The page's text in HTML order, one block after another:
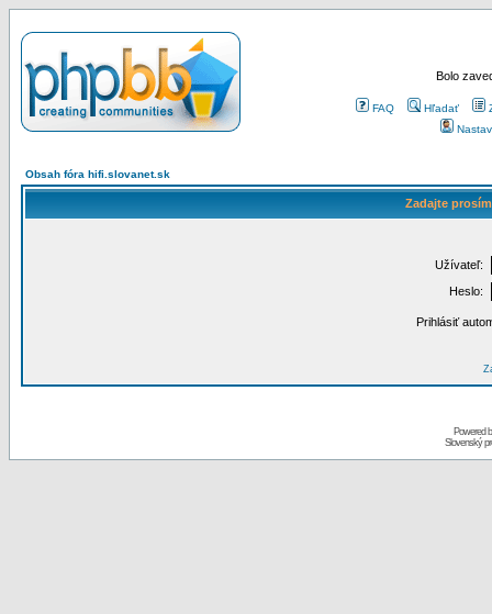
Bolo
FAQ Hľadať
Obsah fóra hifi.slovanet.sk
Zadajte
Užívateľ:
Heslo:
Prihlásiť
Powered
Slovenský